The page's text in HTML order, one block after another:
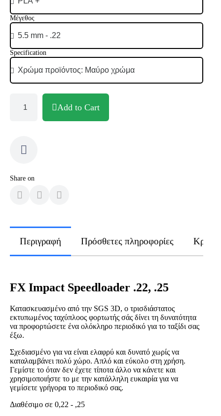
Μέγεθος
Specification
Add to Cart
Share on
Περιγραφή Πρόσθετες πληροφορίες
FX Impact Speedloader .22, .25
Κατασκευασμένο από την SGS 3D, ο τρισδιάστατος
εκτυπωμένος ταχύπλοος φορτωτής σάς δίνει τη δυνατότητα
να προφορτώσετε ένα ολόκληρο περιοδικό για το ταξίδι σας
έξω.
Σχεδιασμένο για να είναι ελαφρύ και δυνατό χωρίς να
καταλαμβάνει πολύ χώρο. Απλό και εύκολο στη χρήση.
Γεμίστε το όταν δεν έχετε τίποτα άλλο να κάνετε και
χρησιμοποιήστε το με την κατάλληλη ευκαιρία για να
γεμίσετε γρήγορα το περιοδικό σας.
Διαθέσιμο σε 0,22 - ,25